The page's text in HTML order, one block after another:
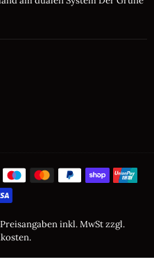
inkl. MwSt zzgl.